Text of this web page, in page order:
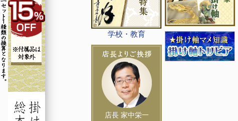
学校・教育
店長 家中栄一